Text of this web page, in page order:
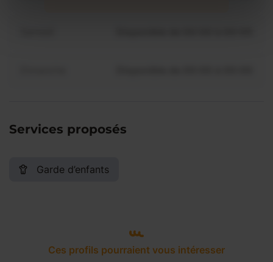
Services proposés
Garde d’enfants
Ces profils pourraient vous intéresser